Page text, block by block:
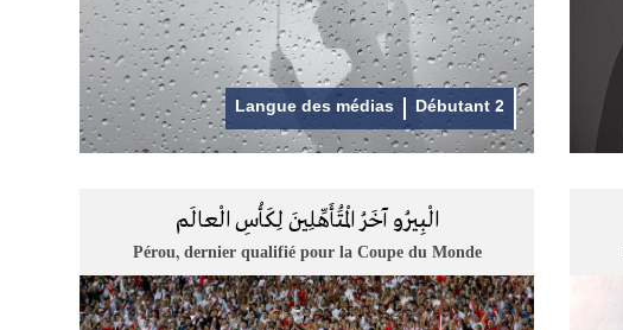
Langue des médias Débutant 2
الْبِيرُو آخَرُ الْمُتَأَهِّلِينَ لِكَأْسِ الْعالَم
Pérou, dernier qualifié pour la Coupe du Monde